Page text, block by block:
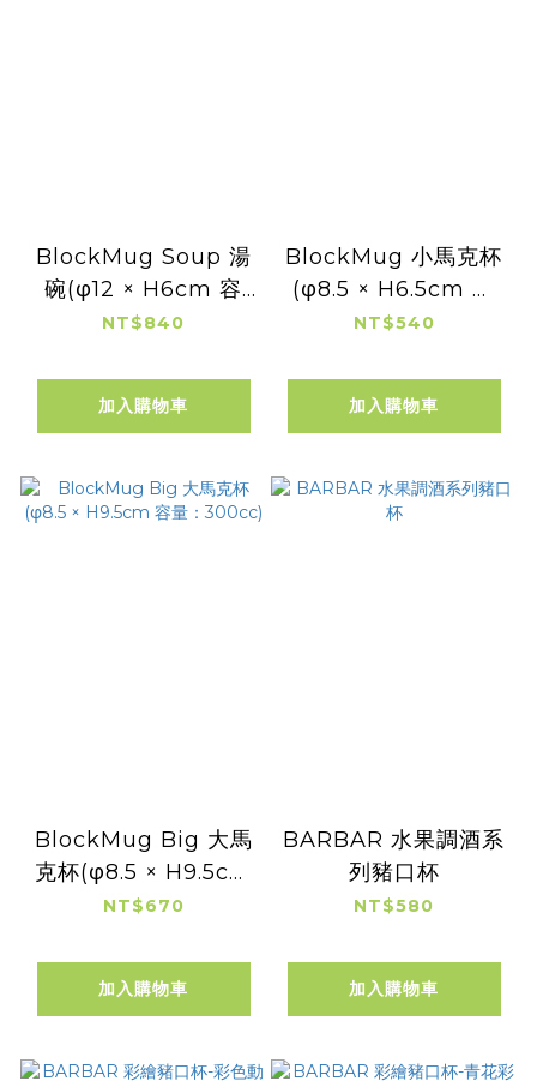
BlockMug Soup 湯
碗(φ12 × H6cm 容
量：400cc)
NT$840
加入購物車
BlockMug 小馬克杯
(φ8.5 × H6.5cm 容
量：200cc)
NT$540
加入購物車
BlockMug Big 大馬
克杯(φ8.5 × H9.5cm
容量：300cc)
NT$670
加入購物車
BARBAR 水果調酒系
列豬口杯
NT$580
加入購物車